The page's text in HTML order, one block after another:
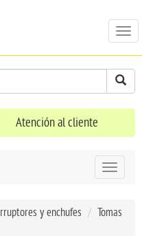
al cliente
Toggle
y enchufes
Tomas